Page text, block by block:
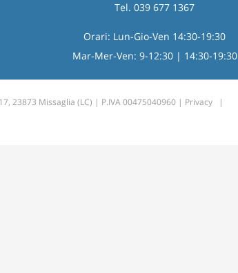
Tel. 039 677 1367
Orari: Lun-Gio-Ven 14:30-19:30
Mar-Mer-Ven: 9-12:30 | 14:30-19:30
23873 Missaglia (LC) | P.IVA 00475040960 | Privacy |